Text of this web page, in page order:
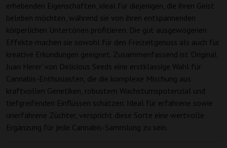
erhebenden Eigenschaften, ideal für diejenigen, die ihren Geist
beleben möchten, während sie von ihren entspannenden
körperlichen Untertönen profitieren. Die gut ausgewogenen
Effekte machen sie sowohl für den Freizeitgenuss als auch für
kreative Erkundungen geeignet. Zusammenfassend ist 'Original
Juan Herer' von Delicious Seeds eine erstklassige Wahl für
Cannabis-Enthusiasten, die die komplexe Mischung aus
kraftvollen Genetiken, robustem Wachstumspotenzial und
tiefgreifenden Einflüssen schätzen. Ideal für erfahrene sowie
unerfahrene Züchter, verspricht diese Sorte eine wertvolle
Ergänzung für jede Cannabis-Sammlung zu sein.